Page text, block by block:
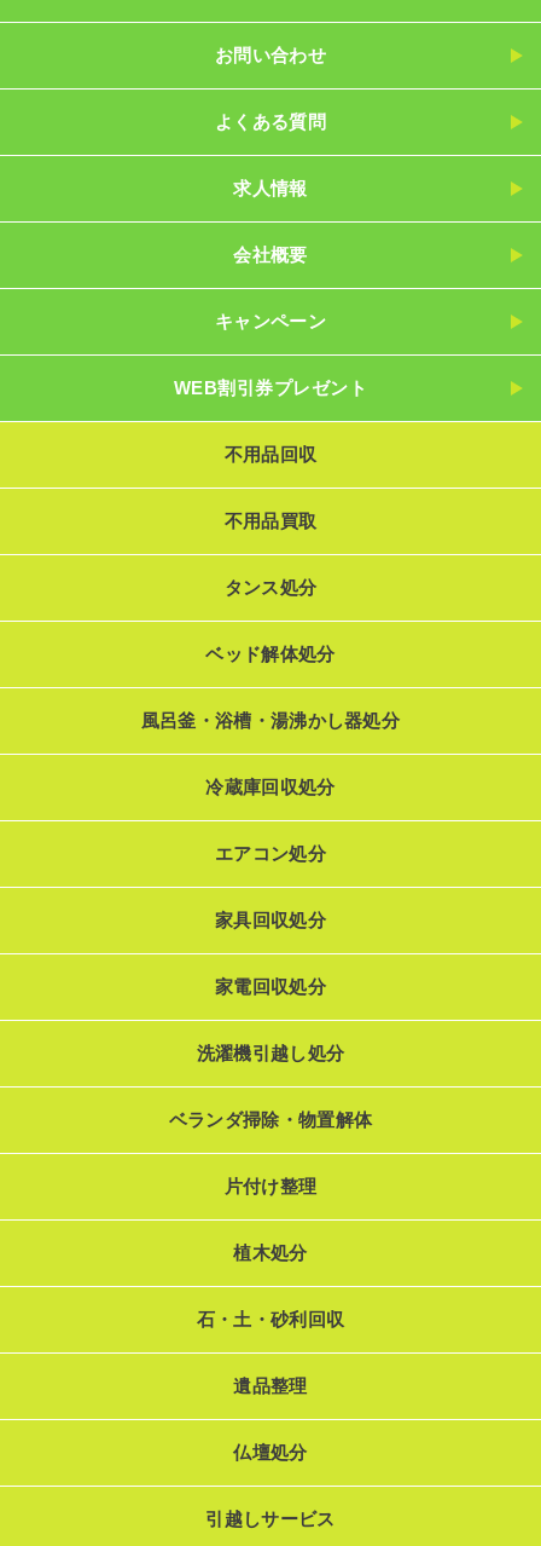
お問い合わせ
よくある質問
求人情報
会社概要
キャンペーン
WEB割引券プレゼント
不用品回収
不用品買取
タンス処分
ベッド解体処分
風呂釜・浴槽・湯沸かし器処分
冷蔵庫回収処分
エアコン処分
家具回収処分
家電回収処分
洗濯機引越し処分
ベランダ掃除・物置解体
片付け整理
植木処分
石・土・砂利回収
遺品整理
仏壇処分
引越しサービス